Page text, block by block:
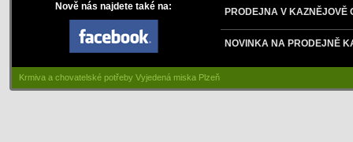
Nově nás najdete také na: PRODEJNA V KAZNĚJOVĚ
NOVINKA NA PRODEJNĚ
Krmiva a chovatelské potřeby Vyjedená miska Plzeň